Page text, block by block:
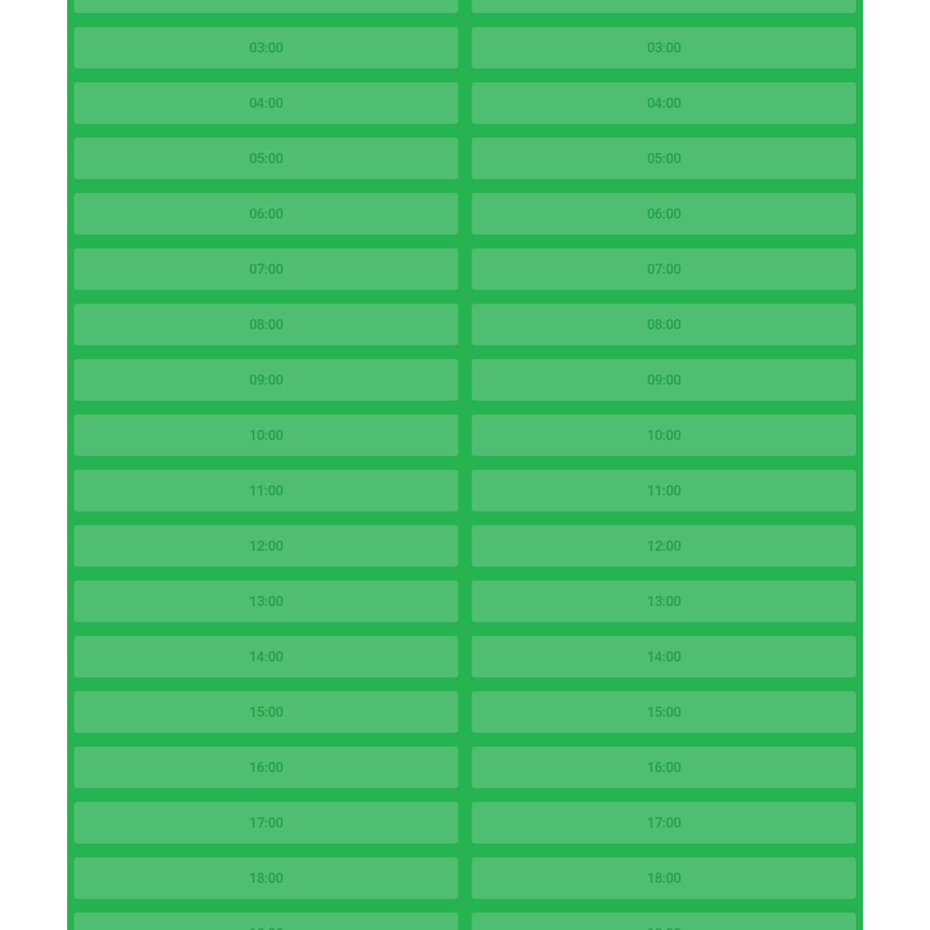
03:00
04:00
05:00
06:00
07:00
08:00
09:00
10:00
11:00
12:00
13:00
14:00
15:00
16:00
17:00
18:00
03:00
04:00
05:00
06:00
07:00
08:00
09:00
10:00
11:00
12:00
13:00
14:00
15:00
16:00
17:00
18:00